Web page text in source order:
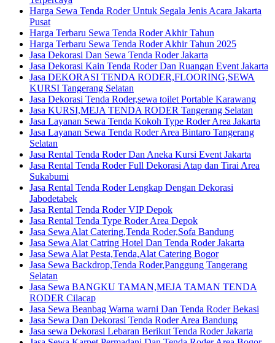
Harga Sewa Tenda Roder Untuk Segala Jenis Acara Jakarta
Pusat
Harga Terbaru Sewa Tenda Roder Akhir Tahun
Harga Terbaru Sewa Tenda Roder Akhir Tahun 2025
Jasa Dekorasi Dan Sewa Tenda Roder Jakarta
Jasa Dekorasi Kain Tenda Roder Dan Ruangan Event Jakarta
Jasa DEKORASI TENDA RODER,FLOORING,SEWA
KURSI Tangerang Selatan
Jasa Dekorasi Tenda Roder,sewa toilet Portable Karawang
Jasa KURSI,MEJA TENDA RODER Tangerang Selatan
Jasa Layanan Sewa Tenda Kokoh Type Roder Area Jakarta
Jasa Layanan Sewa Tenda Roder Area Bintaro Tangerang
Selatan
Jasa Rental Tenda Roder Dan Aneka Kursi Event Jakarta
Jasa Rental Tenda Roder Full Dekorasi Atap dan Tirai Area
Sukabumi
Jasa Rental Tenda Roder Lengkap Dengan Dekorasi
Jabodetabek
Jasa Rental Tenda Roder VIP Depok
Jasa Rental Tenda Type Roder Area Depok
Jasa Sewa Alat Catering,Tenda Roder,Sofa Bandung
Jasa Sewa Alat Catring Hotel Dan Tenda Roder Jakarta
Jasa Sewa Alat Pesta,Tenda,Alat Catering Bogor
Jasa Sewa Backdrop,Tenda Roder,Panggung Tangerang
Selatan
Jasa Sewa BANGKU TAMAN,MEJA TAMAN TENDA
RODER Cilacap
Jasa Sewa Beanbag Warna warni Dan Tenda Roder Bekasi
Jasa Sewa Dan Dekorasi Tenda Roder Area Bandung
Jasa sewa Dekorasi Lebaran Berikut Tenda Roder Jakarta